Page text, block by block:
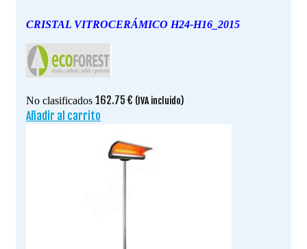
CRISTAL VITROCERÁMICO H24-H16_2015
No clasificados 162.75 € (IVA incluido)
Añadir al carrito